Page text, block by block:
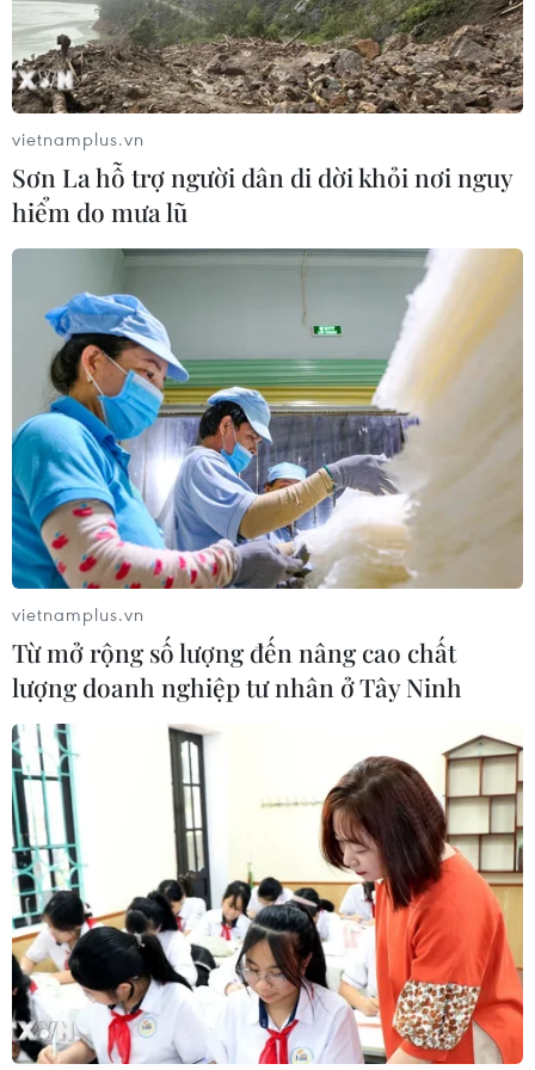
HLV Kim Sang-sik nói thẳng về Đình
Bắc sau khi tuyển Việt Nam bị
Singapore cầm hòa
31/07/2026 23:43
HLV Kim Sang-sik thừa nhận học trò
chưa hoàn thành tốt nhiệm vụ của
31/07/2026 23:41
Hàng công bất lực, đội tuyển
Việt Nam để Singapore cầm hòa trên
sân nhà Mỹ Đình
31/07/2026 15:42
Xem thêm
CƠ QUAN CHỦ QUẢN: THÔNG TẤN XÃ VIỆT NAM
Tổng Biên tập: TRẦN TIẾN DUẨN
Phó Tổng Biên tập: NGUYỄN THỊ TÁM, KHÚC THANH
THỦY
Sở hữu trí tuệ
Quy định sử dụng
RSS
Hỗ trợ
Ngôn ngữ
TTXVN
vietnamplus.vn
Sơn La hỗ trợ người dân di dời khỏi nơi nguy
hiểm do mưa lũ
vietnamplus.vn
Từ mở rộng số lượng đến nâng cao chất
lượng doanh nghiệp tư nhân ở Tây Ninh